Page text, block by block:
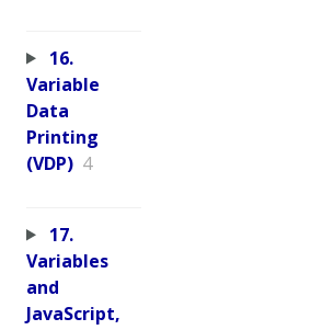
16.
Variable
Data
Printing
(VDP) 4
17.
Variables
and
JavaScript,